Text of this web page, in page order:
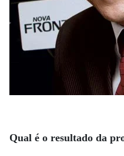
Qual é o resultado da